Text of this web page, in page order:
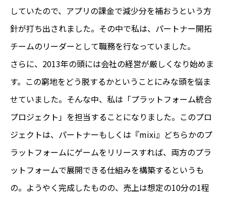
していたので、アプリの課金で減少分を補おうという方
針が打ち出されました。その中で私は、パートナー開拓
チームのリーダーとして職務を行なっていました。
さらに、2013年の頭には会社の経営が厳しくなり始めま
す。この窮地をどう脱するかということにみな頭を悩ま
せていました。そんな中、私は「プラットフォーム統合
プロジェクト」を担当することになりました。このプロ
ジェクトは、パートナーもしくは『mixi』どちらかのプ
ラットフォームにゲームをリリースすれば、両方のプラ
ットフォームで展開できる仕組みを構築するというも
の。ようやく完成したものの、売上は想定の10分の1程